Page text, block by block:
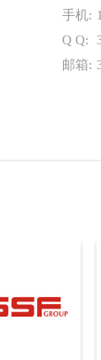
DDR4 镁光
星存储芯片 PC/NB
平板 5G
海力士内存条 应
LPDDR4 美光
手机:
Q Q:
邮箱: